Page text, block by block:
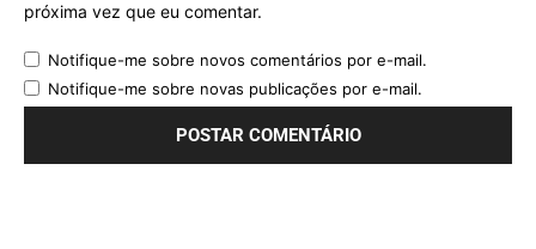
próxima vez que eu comentar.
Notifique-me sobre novos comentários por e-mail.
Notifique-me sobre novas publicações por e-mail.